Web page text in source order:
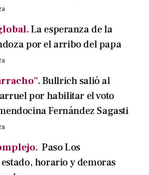
La esperanza de la
por el arribo del papa
Bullrich salió al
por habilitar el voto
Fernández Sagasti
Paso Los
horario y demoras